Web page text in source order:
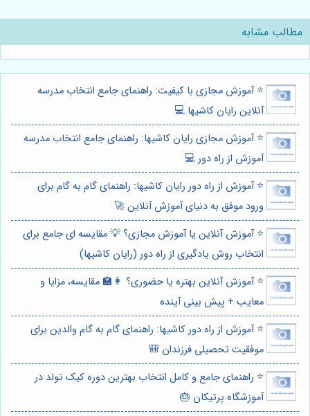
مطالب مشابه
⭐️ آموزش مجازی با کیفیت: راهنمای جامع انتخاب مدرسه
آنلاین رایان کاشیها 💻
⭐️ آموزش مجازی رایان کاشیها: راهنمای جامع انتخاب مدرسه
آموزش از راه دور 💻
⭐️ آموزش از راه دور رایان کاشیها: راهنمای گام به گام برای
ورود موفق به دنیای آموزش آنلاین 🚀
⭐️ آموزش آنلاین یا آموزش مجازی؟ 💡 مقایسه ای جامع برای
انتخاب روش یادگیری از راه دور (رایان کاشیها)
⭐️ آموزش آنلاین بهتره یا حضوری؟ 👩‍🏫 مقایسه، مزایا و
معایب + پیش بینی آینده
⭐️ آموزش از راه دور کاشیها: راهنمای گام به گام والدین برای
موفقیت تحصیلی فرزندان 🎒
⭐️ راهنمای جامع و کامل انتخاب بهترین دوره کیک تولد در
آموزشگاه پرتیکان 🎂